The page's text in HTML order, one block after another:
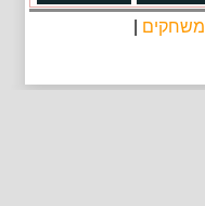
משחקים